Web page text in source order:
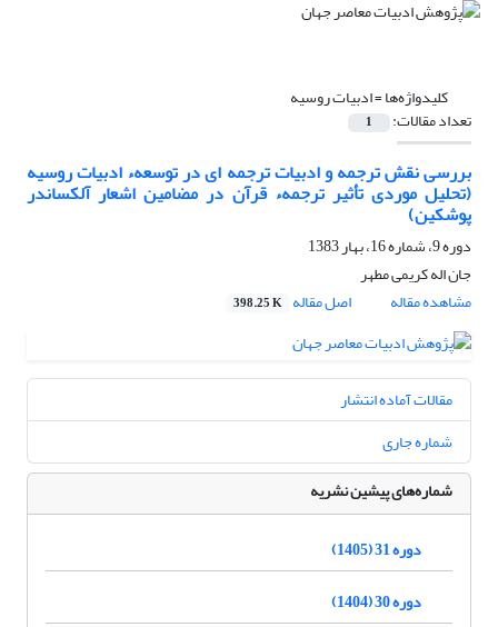
کلیدواژه‌ها =ادبیات روسیه
تعداد مقالات: 1
بررسی نقش ترجمه و ادبیات ترجمه ای در توسعهء ادبیات روسیه
(تحلیل موردی تأثیر ترجمهء قرآن در مضامین اشعار آلکساندر
پوشکین)
دوره 9، شماره 16، بهار 1383
جان اله کریمى مطهر
مشاهده مقاله
اصل مقاله 398.25 K
مقالات آماده انتشار
شماره جاری
شماره‌های پیشین نشریه
دوره 31 (1405)
دوره 30 (1404)